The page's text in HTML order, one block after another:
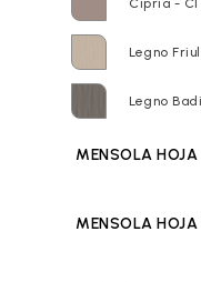
Cipria - CI
Legno
Legno
MENSOLA
MENSOLA